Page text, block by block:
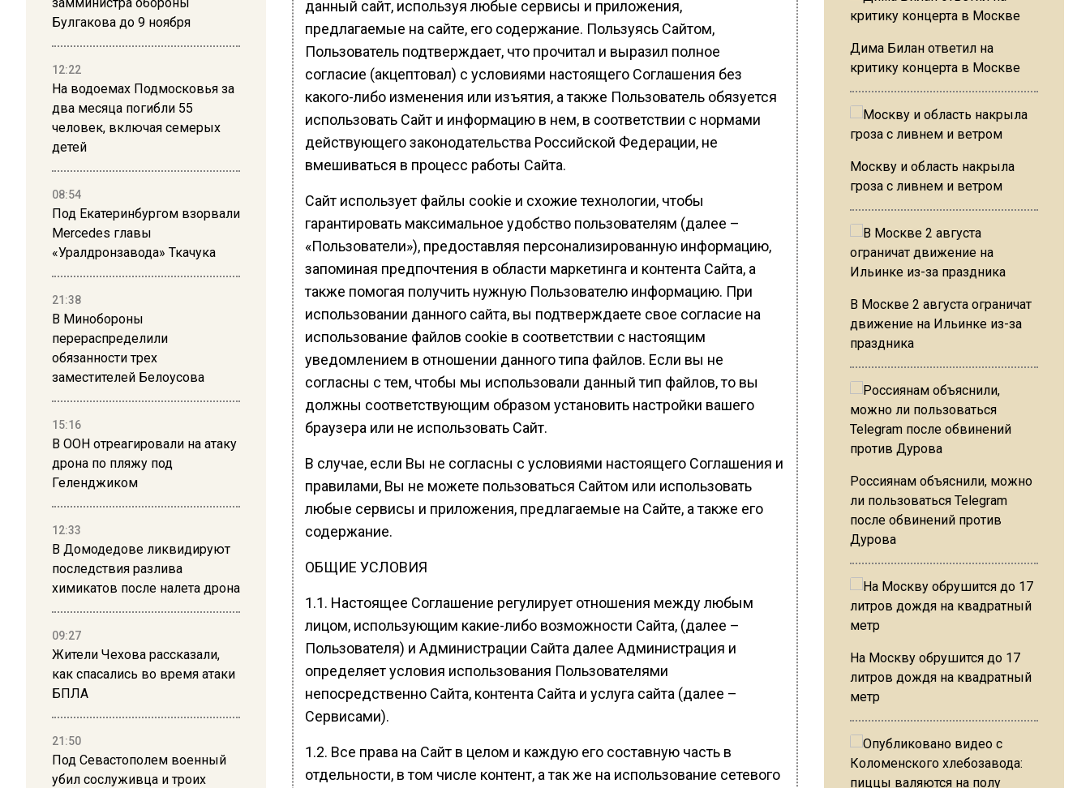
Булгакова до 9 ноября
12:22
На водоемах Подмосковья за
два месяца погибли 55
человек, включая семерых
детей
08:54
Под Екатеринбургом взорвали
Mercedes главы
«Уралдронзавода» Ткачука
21:38
В Минобороны
перераспределили
обязанности трех
заместителей Белоусова
15:16
В ООН отреагировали на атаку
дрона по пляжу под
Геленджиком
12:33
В Домодедове ликвидируют
последствия разлива
химикатов после налета дрона
09:27
Жители Чехова рассказали,
как спасались во время атаки
БПЛА
21:50
Под Севастополем военный
убил сослуживца и троих
данный сайт, используя любые сервисы и приложения,
предлагаемые на сайте, его содержание. Пользуясь Сайтом,
Пользователь подтверждает, что прочитал и выразил полное
согласие (акцептовал) с условиями настоящего Соглашения без
какого-либо изменения или изъятия, а также Пользователь обязуется
использовать Сайт и информацию в нем, в соответствии с нормами
действующего законодательства Российской Федерации, не
вмешиваться в процесс работы Сайта.
Сайт использует файлы cookie и схожие технологии, чтобы
гарантировать максимальное удобство пользователям (далее –
«Пользователи»), предоставляя персонализированную информацию,
запоминая предпочтения в области маркетинга и контента Сайта, а
также помогая получить нужную Пользователю информацию. При
использовании данного сайта, вы подтверждаете свое согласие на
использование файлов cookie в соответствии с настоящим
уведомлением в отношении данного типа файлов. Если вы не
согласны с тем, чтобы мы использовали данный тип файлов, то вы
должны соответствующим образом установить настройки вашего
браузера или не использовать Сайт.
В случае, если Вы не согласны с условиями настоящего Соглашения и
правилами, Вы не можете пользоваться Сайтом или использовать
любые сервисы и приложения, предлагаемые на Сайте, а также его
содержание.
ОБЩИЕ УСЛОВИЯ
1.1. Настоящее Соглашение регулирует отношения между любым
лицом, использующим какие-либо возможности Сайта, (далее –
Пользователя) и Администрации Сайта далее Администрация и
определяет условия использования Пользователями
непосредственно Сайта, контента Сайта и услуга сайта (далее –
Сервисами).
1.2. Все права на Сайт в целом и каждую его составную часть в
отдельности, в том числе контент, а так же на использование сетевого
Дима Билан ответил на
критику концерта в Москве
Москву и область накрыла
гроза с ливнем и ветром
В Москве 2 августа ограничат
движение на Ильинке из-за
праздника
Россиянам объяснили, можно
ли пользоваться Telegram
после обвинений против
Дурова
На Москву обрушится до 17
литров дождя на квадратный
метр